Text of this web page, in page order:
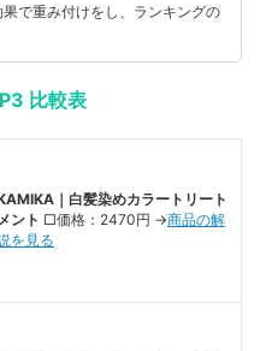
で重み付けをし、ランキングの
比較表
｜白髪染めカラートリート
メント □価格：2470円 →商品の解
を見る